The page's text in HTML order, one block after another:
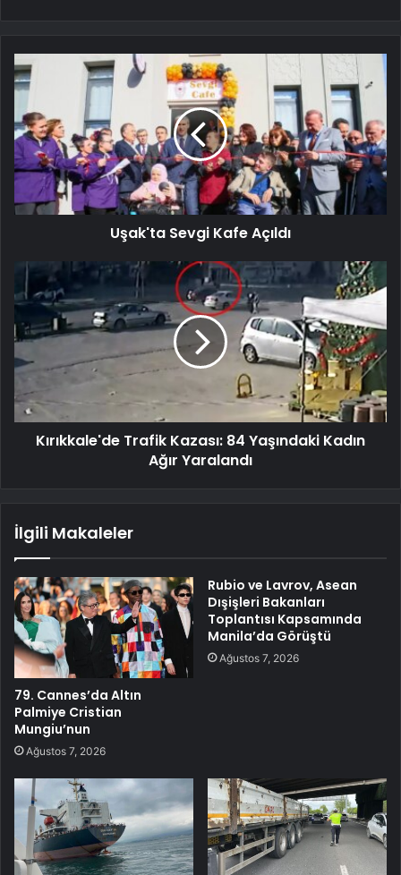
Uşak'ta Sevgi Kafe Açıldı
Kırıkkale'de Trafik Kazası: 84 Yaşındaki Kadın
Ağır Yaralandı
İlgili Makaleler
79. Cannes’da Altın
Palmiye Cristian
Mungiu’nun
Ağustos 7, 2026
Rubio ve Lavrov, Asean
Dışişleri Bakanları
Toplantısı Kapsamında
Manila’da Görüştü
Ağustos 7, 2026